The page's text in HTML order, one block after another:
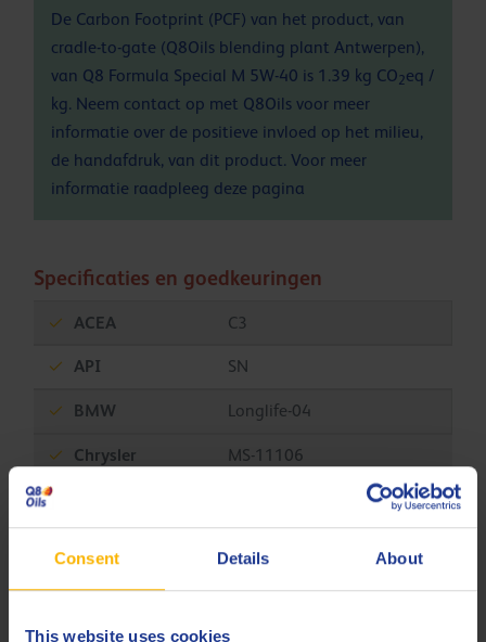
Consent Details About
This website uses cookies
De Carbon Footprint (PCF) van het product, van
cradle-to-gate (Q8Oils blending plant Antwerpen),
van Q8 Formula Special M 5W-40 is 1.39 kg CO2eq /
kg. Neem contact op met Q8Oils voor meer
informatie over de positieve invloed op het milieu,
de handafdruk, van dit product. Voor meer
informatie raadpleeg deze pagina
Specificaties en goedkeuringen
ACEA C3
API SN
BMW Longlife-04
Chrysler MS-11106
Fiat 9.55535-S2
Fiat 9.55535-T2